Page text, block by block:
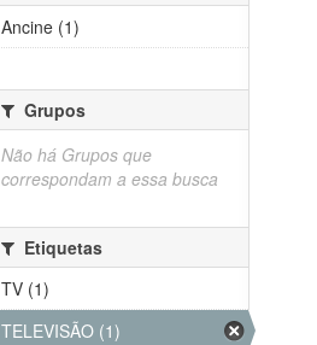
Ancine (1)
Grupos
Não há Grupos que
correspondam a essa busca
Etiquetas
TV (1)
TELEVISÃO (1)